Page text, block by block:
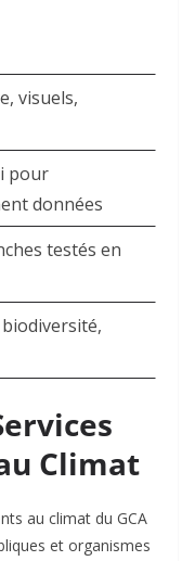
visuels,
pour
données
testés en
Climat
au climat du GCA
et organismes